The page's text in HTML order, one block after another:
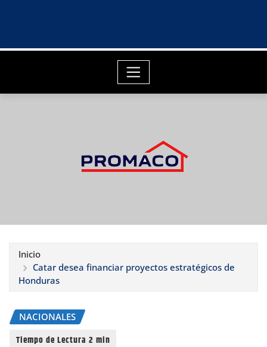
Inicio
Catar desea financiar proyectos estratégicos de
Honduras
NACIONALES